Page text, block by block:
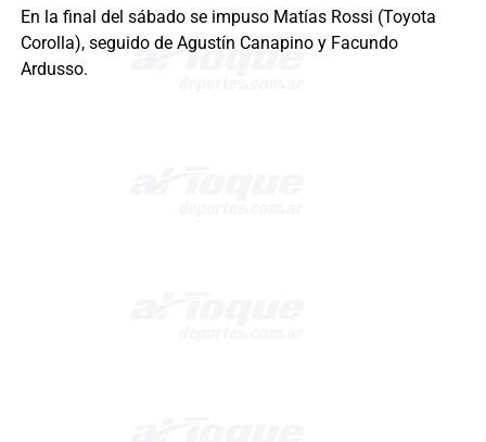
En la final del sábado se impuso Matías Rossi (Toyota
Corolla), seguido de Agustín Canapino y Facundo
Ardusso.